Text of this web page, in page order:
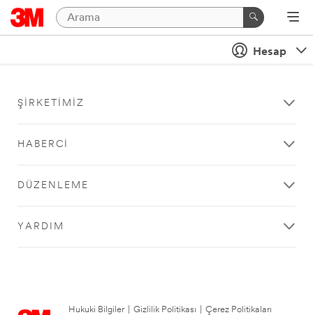
Hesap
ŞIRKETIMIZ
HABERCI
DÜZENLEME
YARDIM
Hukuki Bilgiler Gizlilik Politikası
Çerez Politikaları